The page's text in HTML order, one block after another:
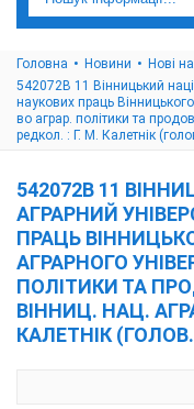
Головна Новини Нові
542072В 11 Вінницький
наукових праць
во аграр. політики та
редкол. : Г. М. Калетнік
542072В 11
АГРАРНИЙ
ПРАЦЬ
АГРАРНОГО
ПОЛІТИКИ ТА
ВІННИЦ. НАЦ.
КАЛЕТНІК